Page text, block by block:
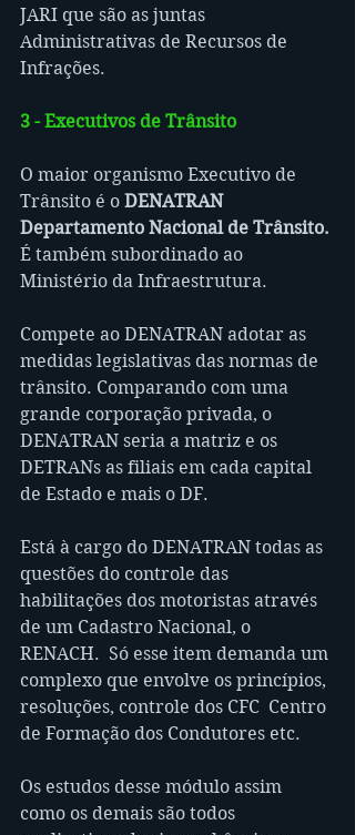
JARI que são as juntas
Administrativas de Recursos de
Infrações.
3 - Executivos de Trânsito
O maior organismo Executivo de
Trânsito é o DENATRAN
Departamento Nacional de Trânsito.
É também subordinado ao
Ministério da Infraestrutura.
Compete ao DENATRAN adotar as
medidas legislativas das normas de
trânsito. Comparando com uma
grande corporação privada, o
DENATRAN seria a matriz e os
DETRANs as filiais em cada capital
de Estado e mais o DF.
Está à cargo do DENATRAN todas as
questões do controle das
habilitações dos motoristas através
de um Cadastro Nacional, o
RENACH.  Só esse item demanda um
complexo que envolve os princípios,
resoluções, controle dos CFC  Centro
de Formação dos Condutores etc.
Os estudos desse módulo assim
como os demais são todos